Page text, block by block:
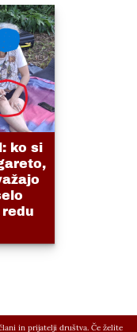
ko si
in prijatelji društva. Če želite